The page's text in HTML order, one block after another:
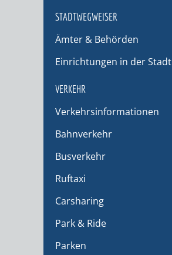
STADTWEGWEISER
Ämter & Behörden
Einrichtungen in der Stadt
VERKEHR
Verkehrsinformationen
Bahnverkehr
Busverkehr
Ruftaxi
Carsharing
Park & Ride
Parken